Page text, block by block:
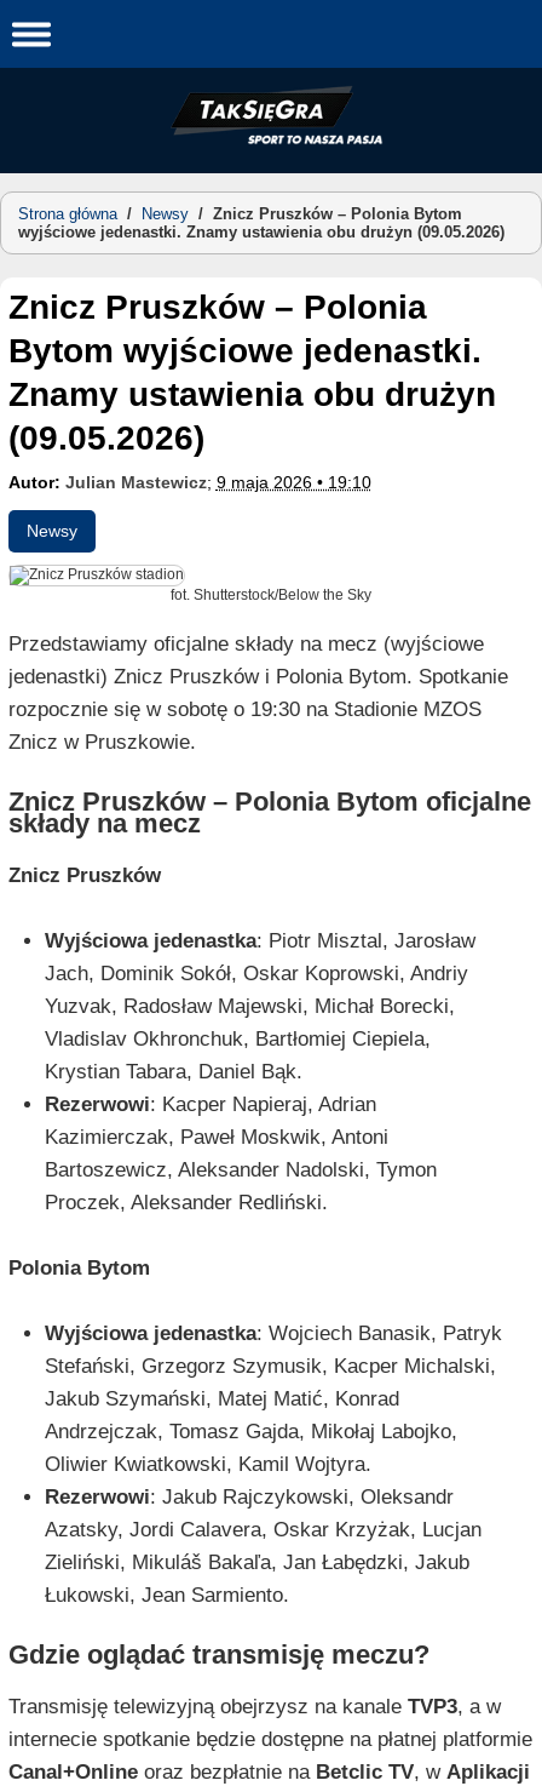
to
Strona główna/ Newsy / Znicz Pruszków – Polonia Bytom
wyjściowe jedenastki. Znamy ustawienia obu drużyn (09.05.2026)
Znicz Pruszków – Polonia
Bytom wyjściowe jedenastki.
Znamy ustawienia obu drużyn
(09.05.2026)
Autor: Julian Mastewicz; 9 maja 2026 • 19:10
Newsy
fot. Shutterstock/Below the Sky
Przedstawiamy oficjalne składy na mecz (wyjściowe
jedenastki) Znicz Pruszków i Polonia Bytom. Spotkanie
rozpocznie się w sobotę o 19:30 na Stadionie MZOS
Znicz w Pruszkowie.
Znicz Pruszków – Polonia Bytom oficjalne
składy na mecz
Znicz Pruszków
Wyjściowa jedenastka: Piotr Misztal, Jarosław
Jach, Dominik Sokół, Oskar Koprowski, Andriy
Yuzvak, Radosław Majewski, Michał Borecki,
Vladislav Okhronchuk, Bartłomiej Ciepiela,
Krystian Tabara, Daniel Bąk.
Rezerwowi: Kacper Napieraj, Adrian
Kazimierczak, Paweł Moskwik, Antoni
Bartoszewicz, Aleksander Nadolski, Tymon
Proczek, Aleksander Redliński.
Polonia Bytom
Wyjściowa jedenastka: Wojciech Banasik, Patryk
Stefański, Grzegorz Szymusik, Kacper Michalski,
Jakub Szymański, Matej Matić, Konrad
Andrzejczak, Tomasz Gajda, Mikołaj Labojko,
Oliwier Kwiatkowski, Kamil Wojtyra.
Rezerwowi: Jakub Rajczykowski, Oleksandr
Azatsky, Jordi Calavera, Oskar Krzyżak, Lucjan
Zieliński, Mikuláš Bakaľa, Jan Łabędzki, Jakub
Łukowski, Jean Sarmiento.
Gdzie oglądać transmisję meczu?
Transmisję telewizyjną obejrzysz na kanale TVP3, a w
internecie spotkanie będzie dostępne na płatnej platformie
Canal+Onlineoraz bezpłatnie na Betclic TV, w Aplikacji